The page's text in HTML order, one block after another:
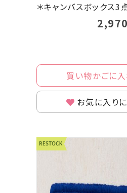
＊キャンバスボックス3
2,970
買い物かごに
お気に入り